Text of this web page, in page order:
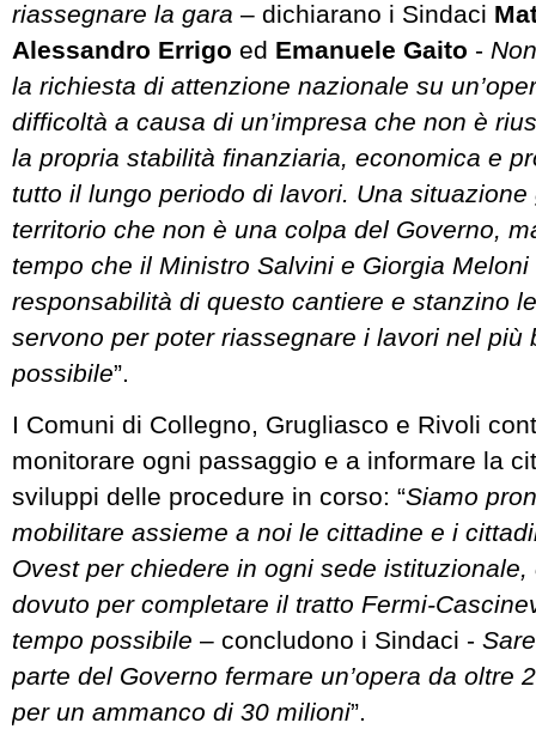
riassegnare la gara – dichiarano i Sindaci
Alessandro Errigo ed Emanuele Gaito -
la richiesta di attenzione nazionale su
difficoltà a causa di un’impresa che non è
la propria stabilità finanziaria, economica e
tutto il lungo periodo di lavori. Una situazione
territorio che non è una colpa del Governo,
tempo che il Ministro Salvini e Giorgia
responsabilità di questo cantiere e stanzino
servono per poter riassegnare i lavori nel più
possibile”.
I Comuni di Collegno, Grugliasco e Rivoli
monitorare ogni passaggio e a informare la
sviluppi delle procedure in corso: “Siamo
mobilitare assieme a noi le cittadine e i
Ovest per chiedere in ogni sede
dovuto per completare il tratto Fermi-
tempo possibile – concludono i Sindaci -
parte del Governo fermare un’opera da oltre
per un ammanco di 30 milioni”.